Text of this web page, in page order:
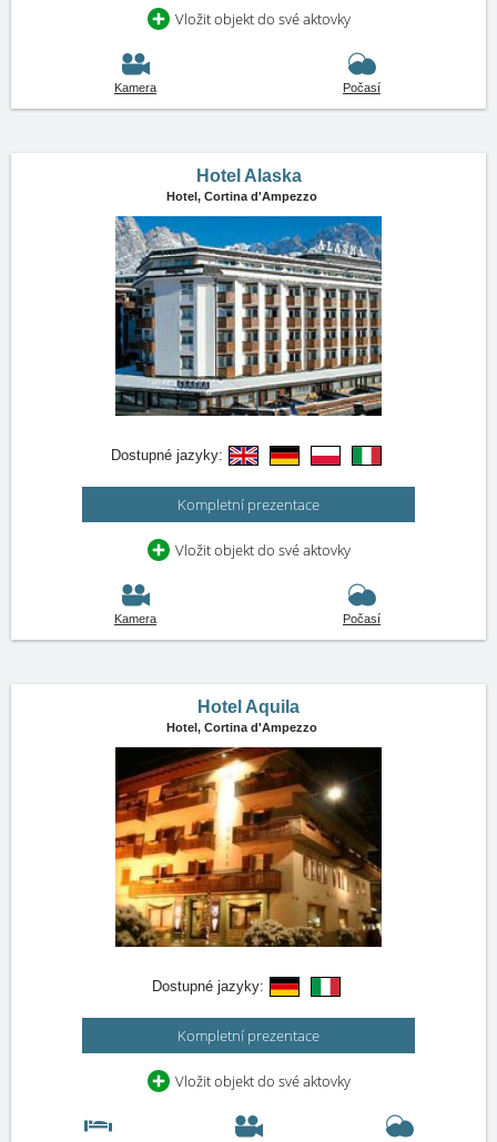
Vložit objekt do své aktovky
Kamera Počasí
Hotel Alaska
Hotel, Cortina d'Ampezzo
Dostupné jazyky:
Kompletní prezentace
Vložit objekt do své aktovky
Kamera Počasí
Hotel Aquila
Hotel, Cortina d'Ampezzo
Dostupné jazyky:
Kompletní prezentace
Vložit objekt do své aktovky